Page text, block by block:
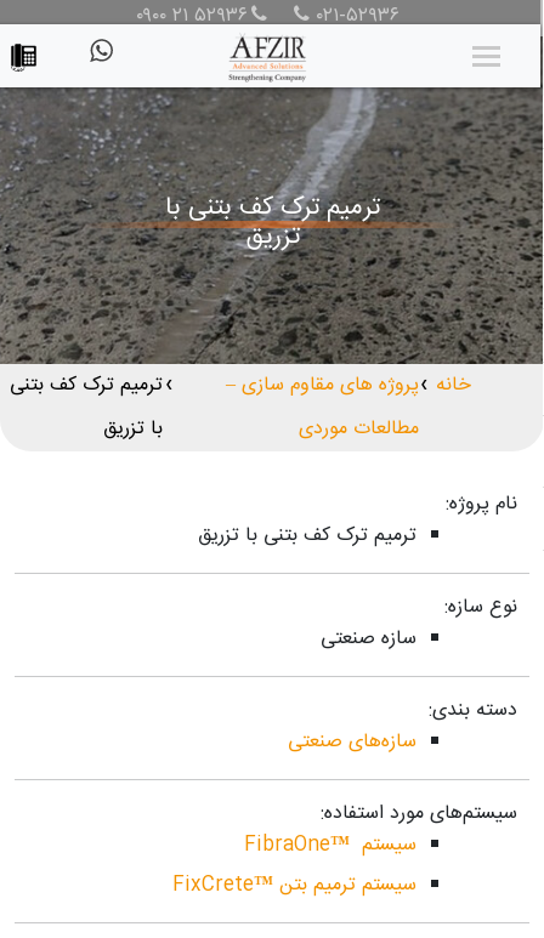
۰۲۱-۵۲۹۳۶ ۰۹۰۰ ۲۱ ۵۲۹۳۶
ترمیم ترک کف بتنی با
تزریق
خانه ❯پروژه های مقاوم سازی –
مطالعات موردی
❯ ترمیم ترک کف بتنی
با تزریق
نام پروژه:
ترمیم ترک کف بتنی با تزریق
نوع سازه:
سازه صنعتی
دسته بندی:
سازه‌های صنعتی
سیستم‌های مورد استفاده:
سیستم ™FibraOne
سیستم ترمیم بتن ™FixCrete